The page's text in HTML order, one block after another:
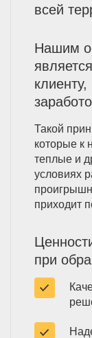
всей
Нашим
Такой
которые к
теплые и
условиях
приходит
при